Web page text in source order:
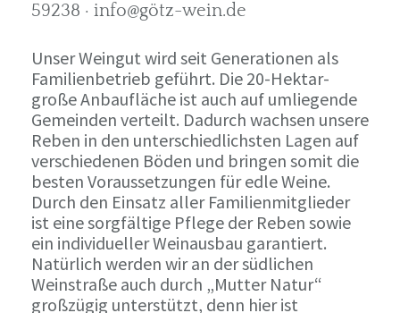
59238 · info@götz-wein.de
Unser Weingut wird seit Generationen als
Familienbetrieb geführt. Die 20-Hektar-
große Anbaufläche ist auch auf umliegende
Gemeinden verteilt. Dadurch wachsen unsere
Reben in den unterschiedlichsten Lagen auf
verschiedenen Böden und bringen somit die
besten Voraussetzungen für edle Weine.
Durch den Einsatz aller Familienmitglieder
ist eine sorgfältige Pflege der Reben sowie
ein individueller Weinausbau garantiert.
Natürlich werden wir an der südlichen
Weinstraße auch durch „Mutter Natur“
großzügig unterstützt, denn hier ist